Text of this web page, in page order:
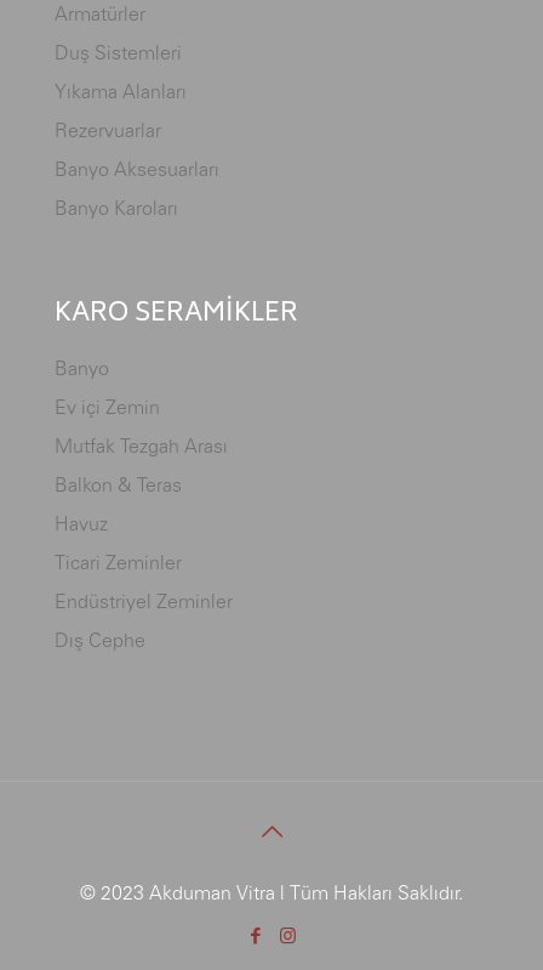
Armatürler
Duş Sistemleri
Yıkama Alanları
Rezervuarlar
Banyo Aksesuarları
Banyo Karoları
KARO SERAMİKLER
Banyo
Ev içi Zemin
Mutfak Tezgah Arası
Balkon & Teras
Havuz
Ticari Zeminler
Endüstriyel Zeminler
Dış Cephe
© 2023 Akduman Vitra | Tüm Hakları Saklıdır.